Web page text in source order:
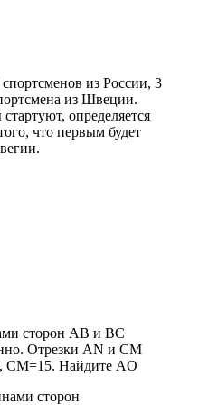
из России, 3
из Швеции.
определяется
что первым будет
сторон AB и BC
Отрезки AN и CM
CM=15. Найдите AO